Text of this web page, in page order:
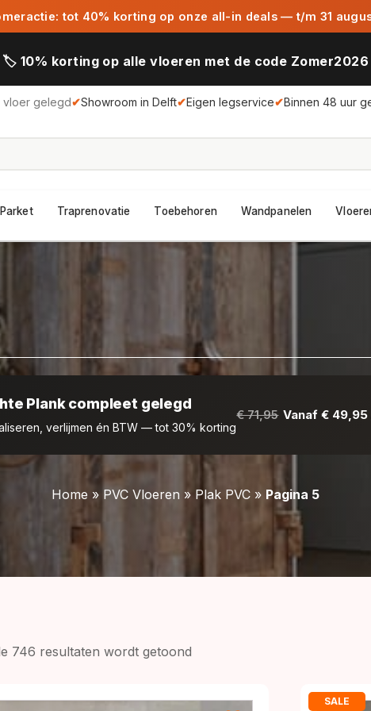
tot 40% korting op onze all-in deals — t/m 31
🏷️ 10% korting op alle vloeren met de code Zomer2026
vloer gelegd✔Showroom in Delft✔Eigen legservice✔Binnen 48 uur
Parket Traprenovatie Toebehoren Wandpanelen
Plank compleet gelegd
verlijmen én BTW — tot 30% korting
€ 71,95 Vanaf € 49,95
Home » PVC Vloeren » Plak PVC » Pagina 5
746 resultaten wordt getoond
SALE